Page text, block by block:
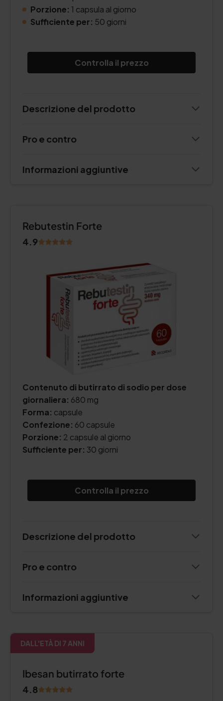
Porzione: 1 capsula al giorno
Sufficiente per: 50 giorni
Controlla il prezzo
Descrizione del prodotto
Pro e contro
Informazioni aggiuntive
Rebutestin Forte
4.9
Contenuto di butirrato di sodio per dose
giornaliera: 680 mg
Forma: capsule
Confezione: 60 capsule
Porzione: 2 capsule al giorno
Sufficiente per: 30 giorni
Controlla il prezzo
Descrizione del prodotto
Pro e contro
Informazioni aggiuntive
DALL'ETÀ DI 7 ANNI
Ibesan butirrato forte
4.8